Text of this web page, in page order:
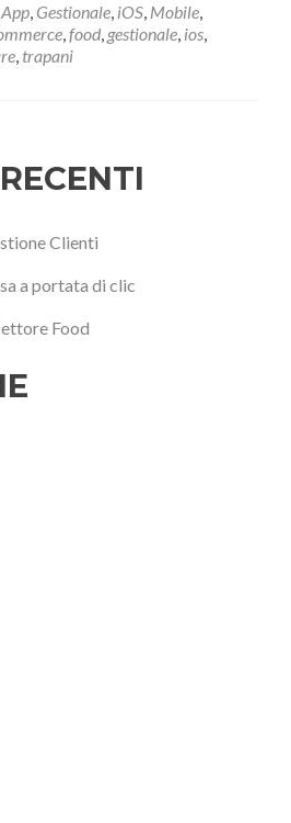
piùBreakapp
–
App, Gestionale, iOS, Mobile,
,food, gestionale, ios,
, trapani
Clienti
a portata di clic
Food